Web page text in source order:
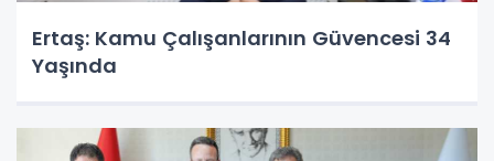
Ertaş: Kamu Çalışanlarının Güvencesi 34
Yaşında